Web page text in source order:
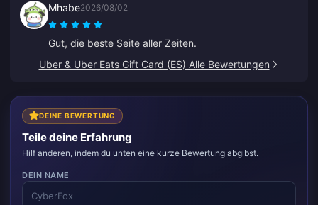
Mhabe2026/08/02
Gut, die beste Seite aller Zeiten.
Uber & Uber Eats Gift Card (ES) Alle Bewertungen
DEINE BEWERTUNG
Teile deine Erfahrung
Hilf anderen, indem du unten eine kurze Bewertung abgibst.
DEIN NAME